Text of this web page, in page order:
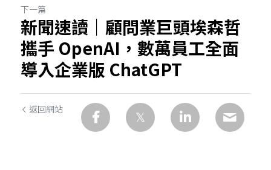
下一篇
新聞速讀｜顧問業巨頭埃森哲
攜手 OpenAI，數萬員工全面
導入企業版 ChatGPT
返回網站